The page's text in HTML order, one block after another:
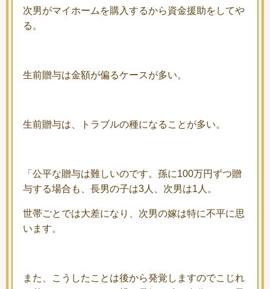
次男がマイホームを購入するから資金援助をしてや
る。
生前贈与は金額が偏るケースが多い。
生前贈与は、トラブルの種になることが多い。
「公平な贈与は難しいのです。孫に100万円ずつ贈
与する場合も、長男の子は3人、次男は1人。
世帯ごとでは大差になり、次男の嫁は特に不平に思
います。
また、こうしたことは後から発覚しますのでこじれ